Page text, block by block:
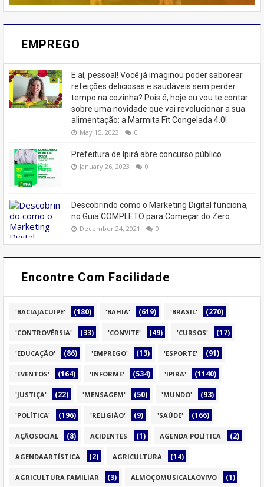
EMPREGO
E aí, pessoal! Você já imaginou poder saborear
refeições deliciosas e saudáveis ​​sem perder
tempo na cozinha? Pois é, hoje eu vou te contar
sobre uma novidade que vai revolucionar a sua
alimentação: a Marmita Fit Congelada 4.0!
May 15, 2023 0
Prefeitura de Ipirá abre concurso público
January 26, 2023 0
Descobrindo como o Marketing Digital funciona,
no Guia COMPLETO para Começar do Zero
December 24, 2021 0
Encontre Com Facilidade
'BACIAJACUIPE' (180) 'BAHIA' (619) 'BRASIL' (270)
'CONTROVÉRSIA' (33) 'CONVITE' (49) 'CURSOS' (17)
'EDUCAÇÃO' (86) 'EMPREGO' (13) 'ESPORTE' (91)
'EVENTOS' (164) 'INFORME' (534) 'IPIRA' (1140)
'JUSTIÇA' (22) 'MENSAGEM' (50) 'MUNDO' (93)
'POLÍTICA' (196) 'RELIGIÃO' (9) 'SAÚDE' (166)
AÇÃOSOCIAL (8) ACIDENTES (1) AGENDA POLÍTICA (2)
AGENDAARTÍSTICA (2) AGRICULTURA (14)
AGRICULTURA FAMILIAR (3) ALMOÇOMUSICALAOVIVO (1)